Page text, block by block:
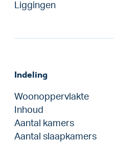
Liggingen
Indeling
Woonoppervlakte
Inhoud
Aantal kamers
Aantal slaapkamers